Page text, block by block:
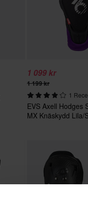
1 099 kr
1 199 kr
1
EVS Axell Hodges
MX Knäskydd Lila/